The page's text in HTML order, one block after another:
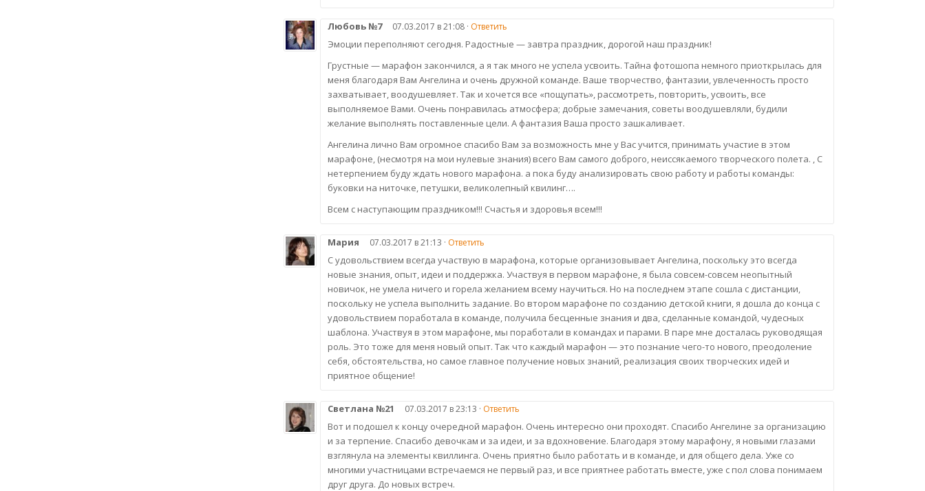
Любовь №7 07.03.2017 в 21:08 · Ответить
Эмоции переполняют сегодня. Радостные — завтра праздник, дорогой наш праздник!
Грустные — марафон закончился, а я так много не успела усвоить. Тайна фотошопа немного приоткрылась для
меня благодаря Вам Ангелина и очень дружной команде. Ваше творчество, фантазии, увлеченность просто
захватывает, воодушевляет. Так и хочется все «пощупать», рассмотреть, повторить, усвоить, все
выполняемое Вами. Очень понравилась атмосфера; добрые замечания, советы воодушевляли, будили
желание выполнять поставленные цели. А фантазия Ваша просто зашкаливает.
Ангелина лично Вам огромное спасибо Вам за возможность мне у Вас учится, принимать участие в этом
марафоне, (несмотря на мои нулевые знания) всего Вам самого доброго, неиссякаемого творческого полета. , С
нетерпением буду ждать нового марафона. а пока буду анализировать свою работу и работы команды:
буковки на ниточке, петушки, великолепный квилинг….
Всем с наступающим праздником!!! Счастья и здоровья всем!!!
Мария 07.03.2017 в 21:13 · Ответить
С удовольствием всегда участвую в марафона, которые организовывает Ангелина, поскольку это всегда
новые знания, опыт, идеи и поддержка. Участвуя в первом марафоне, я была совсем-совсем неопытный
новичок, не умела ничего и горела желанием всему научиться. Но на последнем этапе сошла с дистанции,
поскольку не успела выполнить задание. Во втором марафоне по созданию детской книги, я дошла до конца с
удовольствием поработала в команде, получила бесценные знания и два, сделанные командой, чудесных
шаблона. Участвуя в этом марафоне, мы поработали в командах и парами. В паре мне досталась руководящая
роль. Это тоже для меня новый опыт. Так что каждый марафон — это познание чего-то нового, преодоление
себя, обстоятельства, но самое главное получение новых знаний, реализация своих творческих идей и
приятное общение!
Светлана №21 07.03.2017 в 23:13 · Ответить
Вот и подошел к концу очередной марафон. Очень интересно они проходят. Спасибо Ангелине за организацию
и за терпение. Спасибо девочкам и за идеи, и за вдохновение. Благодаря этому марафону, я новыми глазами
взглянула на элементы квиллинга. Очень приятно было работать и в команде, и для общего дела. Уже со
многими участницами встречаемся не первый раз, и все приятнее работать вместе, уже с пол слова понимаем
друг друга. До новых встреч.